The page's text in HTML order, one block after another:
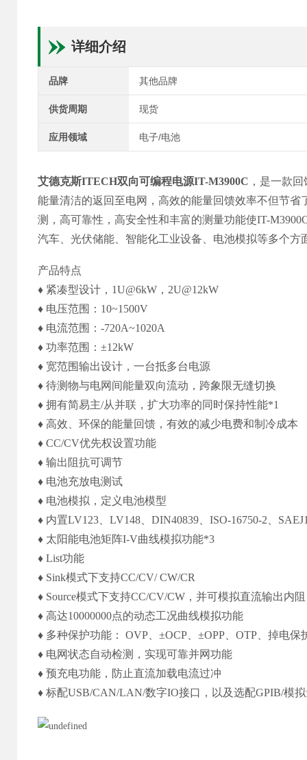
详细介绍
品牌 其他品牌
供货周期 现货
应用领域 电子/电池
艾德克斯ITECH双向可编程电源IT-M3900C ，是一款
能量清洁的返回至电网，高效的能量回馈效率不但节
测，高可靠性，高安全性和丰富的测量功能使IT-
汽车、光伏储能、智能化工业设备、电池模拟等多个方
产品特点
♦ 紧凑型设计，1U@6kW，2U@12kW
♦ 电压范围：10~1500V
♦ 电流范围：-720A~1020A
♦ 功率范围：±12kW
♦ 宽范围输出设计，一台抵多台电源
♦ 待测物与电网间能量双向流动，跨象限无缝切换
♦ 拥有简易主/从并联，扩大功率的同时保持性能*1
♦ 高效、环保的能量回馈，有效的减少电费和制冷成本
♦ CC/CV优先权设置功能
♦ 输出阻抗可调节
♦ 电池充放电测试
♦ 电池模拟，定义电池模型
♦ 内置LV123、LV148、DIN40839、ISO-16750-2、
♦ 太阳能电池矩阵I-V曲线模拟功能*3
♦ List功能
♦ Sink模式下支持CC/CV/ CW/CR
♦ Source模式下支持CC/CV/CW，并可模拟直流输出内阻
♦ 高达10000000点的动态工况曲线模拟功能
♦ 多种保护功能： OVP、±OCP、±OPP、OTP、掉电保
♦ 电网状态自动检测，实现可靠并网功能
♦ 预充电功能，防止直流加载电流过冲
♦ 标配USB/CAN/LAN/数字IO接口，以及选配GPIB/模